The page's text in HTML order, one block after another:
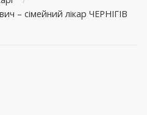
– сімейний лікар ЧЕРНІГІВ